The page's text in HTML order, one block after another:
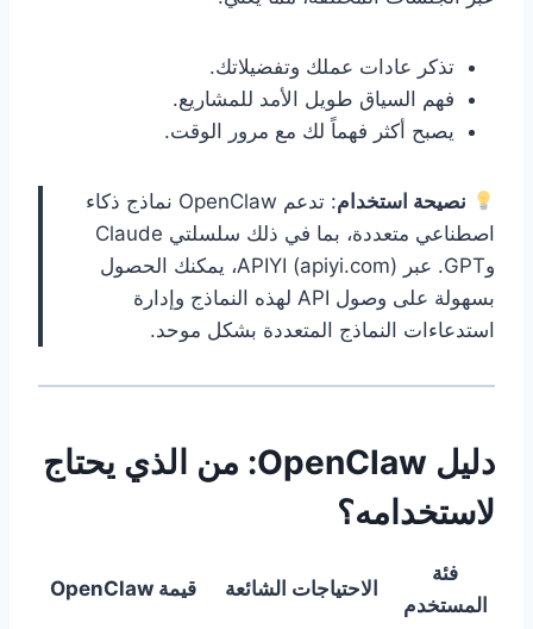
تذكر عادات عملك وتفضيلاتك.
فهم السياق طويل الأمد للمشاريع.
يصبح أكثر فهماً لك مع مرور الوقت.
نصيحة استخدام
: تدعم OpenClaw نماذج ذكاء
اصطناعي متعددة، بما في ذلك سلسلتي Claude
وGPT. عبر APIYI (apiyi.com)، يمكنك الحصول
بسهولة على وصول API لهذه النماذج وإدارة
استدعاءات النماذج المتعددة بشكل موحد.
دليل OpenClaw: من الذي يحتاج
لاستخدامه؟
فئة
المستخدم
الاحتياجات الشائعة قيمة OpenClaw